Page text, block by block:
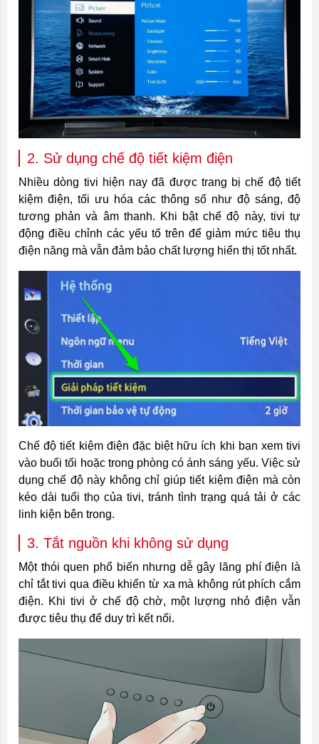
2. Sử dụng chế độ tiết kiệm điện
Nhiều dòng tivi hiện nay đã được trang bị chế độ tiết
kiệm điện, tối ưu hóa các thông số như độ sáng, độ
tương phản và âm thanh. Khi bật chế độ này, tivi tự
động điều chỉnh các yếu tố trên để giảm mức tiêu thụ
điện năng mà vẫn đảm bảo chất lượng hiển thị tốt nhất.
Chế độ tiết kiệm điện đặc biệt hữu ích khi bạn xem tivi
vào buổi tối hoặc trong phòng có ánh sáng yếu. Việc sử
dụng chế độ này không chỉ giúp tiết kiệm điện mà còn
kéo dài tuổi thọ của tivi, tránh tình trạng quá tải ở các
linh kiện bên trong.
3. Tắt nguồn khi không sử dụng
Một thói quen phổ biến nhưng dễ gây lãng phí điện là
chỉ tắt tivi qua điều khiển từ xa mà không rút phích cắm
điện. Khi tivi ở chế độ chờ, một lượng nhỏ điện vẫn
được tiêu thụ để duy trì kết nối.